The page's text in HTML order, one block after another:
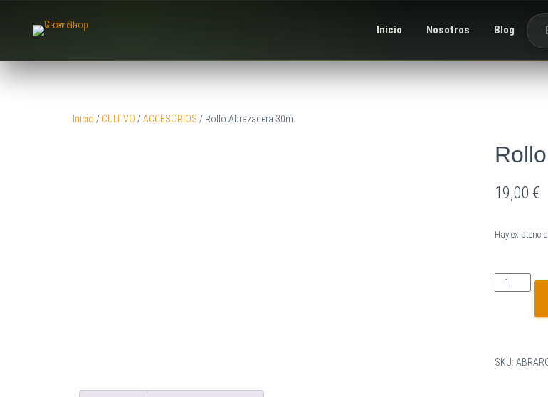
Inicio Nosotros Blog
Inicio / CULTIVO /ACCESORIOS / Rollo Abrazadera 30m.
19,00 €
Hay
SKU: